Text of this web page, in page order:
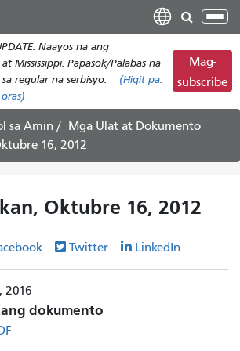
pangunahing
nilalaman
I-
ang
Naayos na ang
Mississippi. Papasok/Palabas na
regular na serbisyo.
(Higit pa:
Mag-
subscribe
sa Amin
Mga Ulat at Dokumento
16, 2012
Oktubre 16, 2012
Twitter LinkedIn
2016
dokumento